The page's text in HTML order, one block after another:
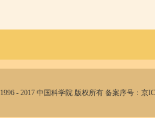
1996 - 2017 中国科学院 版权所有 备案序号：京